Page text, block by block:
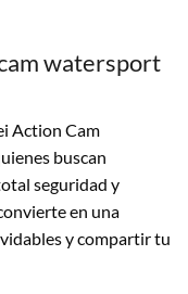
watersport
Action Cam
buscan
seguridad y
en una
y compartir tu